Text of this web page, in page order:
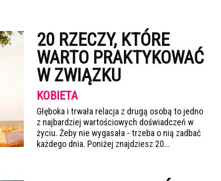
20 RZECZY, KTÓRE
WARTO PRAKTYKOWAĆ
W ZWIĄZKU
KOBIETA
Głęboka i trwała relacja z drugą osobą to jedno
z najbardziej wartościowych doświadczeń w
życiu. Żeby nie wygasała - trzeba o nią zadbać
każdego dnia. Poniżej znajdziesz 20...